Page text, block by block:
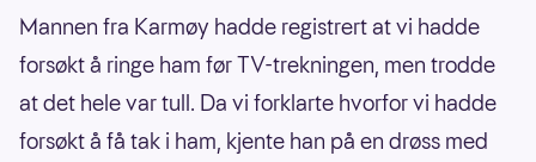
Mannen fra Karmøy hadde registrert at vi hadde
forsøkt å ringe ham før TV-trekningen, men trodde
at det hele var tull. Da vi forklarte hvorfor vi hadde
forsøkt å få tak i ham, kjente han på en drøss med